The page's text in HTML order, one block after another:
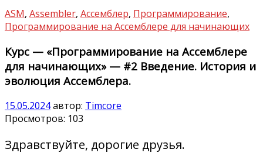
ASM, Assembler, Ассемблер, Программирование,
Программирование на Ассемблере для начинающих
Курс — «Программирование на Ассемблере
для начинающих» — #2 Введение. История и
эволюция Ассемблера.
15.05.2024автор: Timcore
Просмотров: 103
Здравствуйте, дорогие друзья.